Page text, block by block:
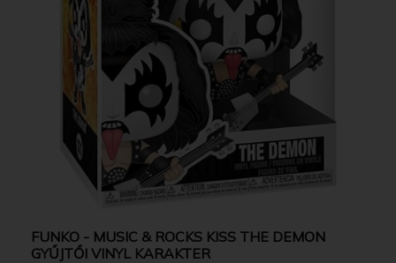
FUNKO - MUSIC & ROCKS KISS THE DEMON
GYŰJTŐI VINYL KARAKTER